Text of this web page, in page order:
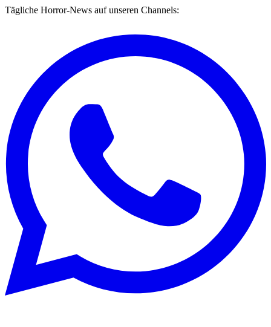
Tägliche Horror-News auf unseren Channels: